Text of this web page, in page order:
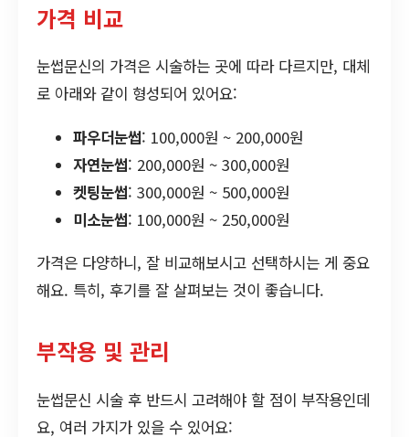
가격 비교
눈썹문신의 가격은 시술하는 곳에 따라 다르지만, 대체
로 아래와 같이 형성되어 있어요:
파우더눈썹: 100,000원 ~ 200,000원
자연눈썹: 200,000원 ~ 300,000원
켓팅눈썹: 300,000원 ~ 500,000원
미소눈썹: 100,000원 ~ 250,000원
가격은 다양하니, 잘 비교해보시고 선택하시는 게 중요
해요. 특히, 후기를 잘 살펴보는 것이 좋습니다.
부작용 및 관리
눈썹문신 시술 후 반드시 고려해야 할 점이 부작용인데
요, 여러 가지가 있을 수 있어요: